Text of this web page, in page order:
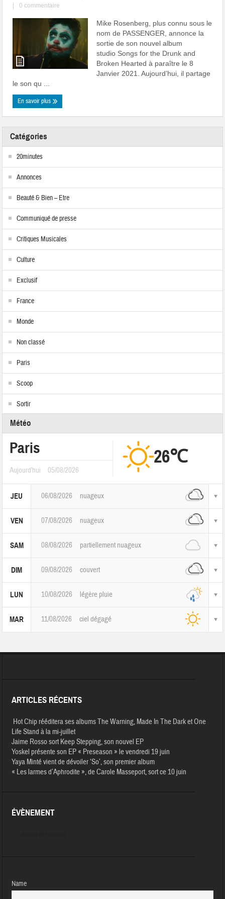
0 commentaire
Mike Rosenberg, plus connu sous le
nom de PASSENGER, annonce la
sortie de son nouvel album
studio Songs for the Drunk and
Broken Hearted à paraître le 8
Janvier 2021. Aujourd’hui, il partage
le son qu ...
En savoir plus
Catégories
20minutes
Annonces
Beauté & Bien – Etre
Communiqué de presse
Critiques Musicales
Culture
Exclusif
France
Monde
Non classé
Paris
Scoop
Sortir
Météo
Paris
Aujourd'hui 05/08/2026
26℃
JEU 06/08/2026 nuageux
VEN 07/08/2026 nuageux
SAM 08/08/2026 partiellement nuageux
DIM 09/08/2026 couvert
LUN 10/08/2026 légère pluie
MAR 11/08/2026 ciel dégagé
ARTICLES RÉCENTS
Hot Chip rééditera ses albums The Warning, Made In The Dark et One
Life Stand à la mi-juillet
Jaime Rosso sort Keep Stepping, son nouvel EP
Yoskel présente son EP « Preseason » le vendredi 19 juin
Yaya Minté vient de dévoiler ‘So’, son premier album
« Les larmes d’Aphrodite », de Carole Masseport, sort ce 10 juin
ÉVÈNEMENT
Name